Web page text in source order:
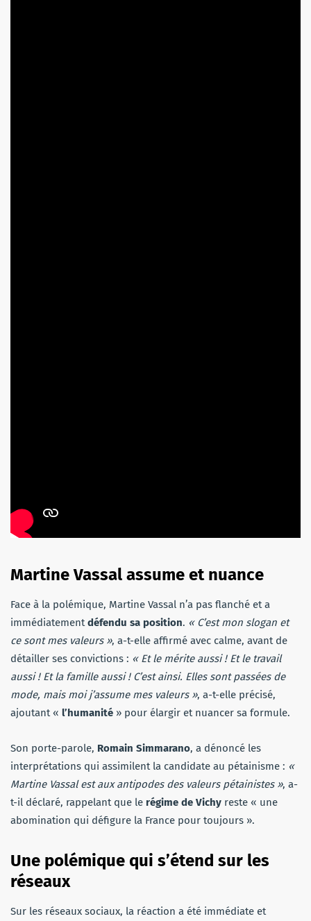
Martine Vassal assume et nuance
Face à la polémique, Martine Vassal n’a pas flanché et a
immédiatementdéfendu sa position. « C’est mon slogan et
ce sont mes valeurs », a-t-elle affirmé avec calme, avant de
détailler ses convictions : « Et le mérite aussi ! Et le travail
aussi ! Et la famille aussi ! C’est ainsi. Elles sont passées de
mode, mais moi j’assume mes valeurs », a-t-elle précisé,
ajoutant « l’humanité » pour élargir et nuancer sa formule.
Son porte-parole, Romain Simmarano, a dénoncé les
interprétations qui assimilent la candidate au pétainisme : «
Martine Vassal est aux antipodes des valeurs pétainistes », a-
t-il déclaré, rappelant que le régime de Vichy reste « une
abomination qui défigure la France pour toujours ».
Une polémique qui s’étend sur les
réseaux
Sur les réseaux sociaux, la réaction a été immédiate et